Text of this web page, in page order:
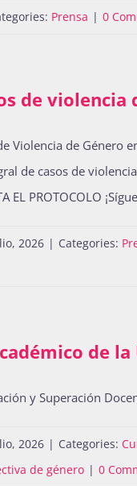
Prensa | 0
de
Violencia de Género
de casos de
EL PROTOCOLO
2026 | Categories:
de la
y Superación
2026 | Categories:
de género | 0